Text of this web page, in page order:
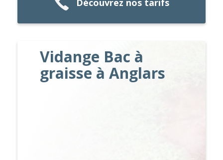
Découvrez nos tarifs
Vidange Bac à
graisse à Anglars